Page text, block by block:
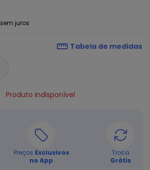
sem juros
Tabela de medidas
Produto indisponível
Preços Exclusivos
no App
Troca
Grátis